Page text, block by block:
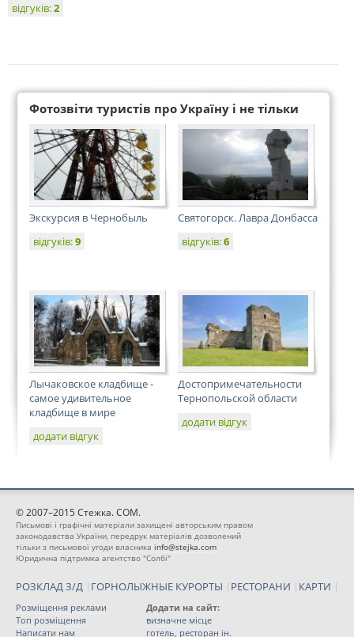
відгуків:2
Фотозвіти туристів про Україну і не тільки
Экскурсия в Чернобыль
відгуків:9
Святогорск. Лавра Донбасса
відгуків:6
Лычаковское кладбище -
самое удивительное
кладбище в мире
додати відгук
Достопримечательности
Тернопольской области
додати відгук
© 2007–2015 Стежка. COM.
Письмові і графічні матеріали захищені авторським правом
законодавства України, передрук матеріалів дозволений
тільки з письмової угоди власника info@stejka.com
Юридична підтримка агентство "Солбі"
РОЗКЛАД З/Д | ГОРНОЛЫЖНЫЕ КУРОРТЫ | РЕСТОРАНИ | КАРТИ |
Розміщення реклами
Топ розміщення
Написати нам
Додати на сайт:
визначне місце
готель, ресторан ін.